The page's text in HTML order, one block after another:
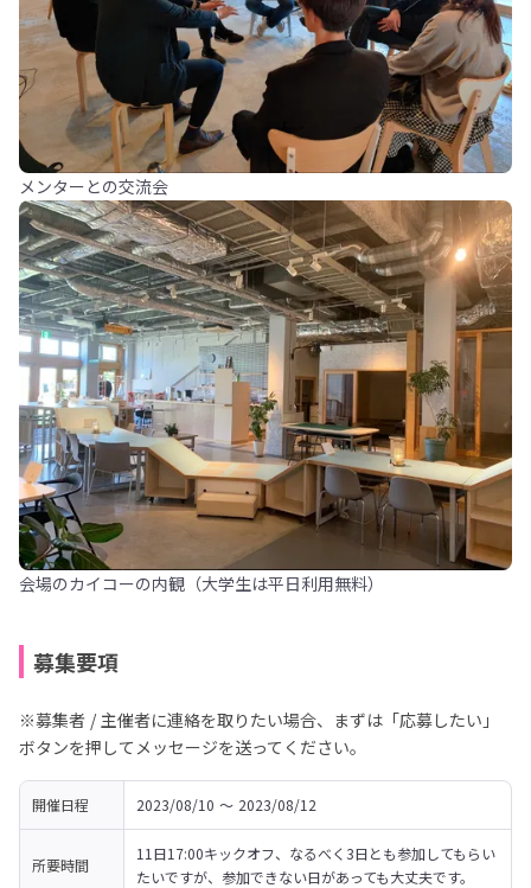
メンターとの交流会
会場のカイコーの内観（大学生は平日利用無料）
募集要項
※募集者 / 主催者に連絡を取りたい場合、まずは「応募したい」
ボタンを押してメッセージを送ってください。
開催日程 2023/08/10 〜 2023/08/12
所要時間
11日17:00キックオフ、なるべく3日とも参加してもらい
たいですが、参加できない日があっても大丈夫です。